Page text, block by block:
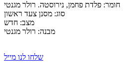
חומר: פלדת פחמן, נירוסטה. רולר מגנטי
סוג: מסנן צעד ראשון
מצב: חדש
מבנה: רולר מגנטי
שלחו לנו מייל